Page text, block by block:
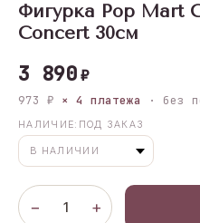
Фигурка Pop Mart
Concert 30см
3 890₽
973 ₽ × 4 платежа · без
НАЛИЧИЕ:ПОД ЗАКАЗ
− 1 +